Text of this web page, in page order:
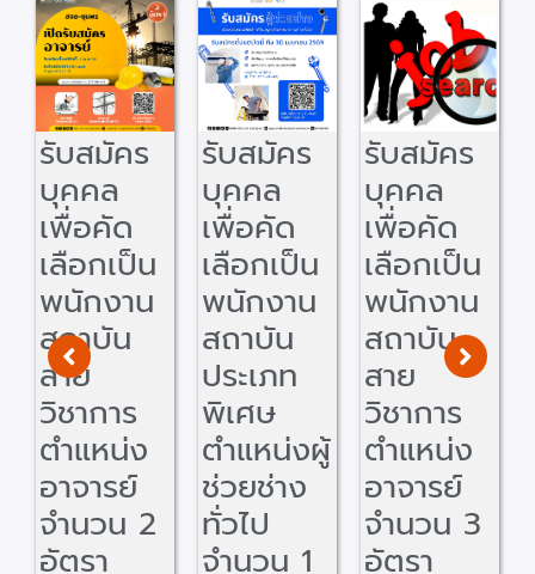
รับสมัคร
บุคคล
เพื่อคัด
เลือกเป็น
พนักงาน
สถาบัน
ประเภท
พิเศษ
ตำแหน่งผู้
ช่วยช่าง
ทั่วไป
จำนวน 1
รับสมัคร
บุคคล
เพื่อคัด
เลือกเป็น
พนักงาน
สถาบัน
สาย
วิชาการ
ตำแหน่ง
อาจารย์
จำนวน 3
อัตรา
รับสมัคร
บุคคล
เพื่อคัด
เลือกเป็น
พนักงาน
สถาบัน
สาย
วิชาการ
ตำแหน่ง
อาจารย์
จำนวน 4
อัตรา